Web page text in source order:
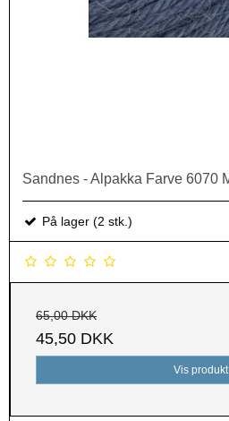
Sandnes - Alpakka Farve 6070
På lager (2 stk.)
65,00 DKK
45,50 DKK
Vis produkt